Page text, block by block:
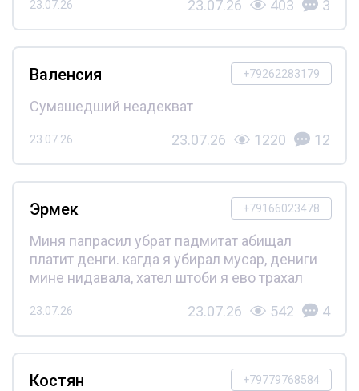
23.07.26 23.07.26 403 3
+79262283179
Валенсия
Сумашедший неадекват
23.07.26 23.07.26 1220 12
+79166023478
Эрмек
Миня папрасил убрат падмитат абищал
платит денги. кагда я убирал мусар, дениги
мине нидавала, хател штоби я ево трахал
23.07.26 23.07.26 542 4
+79779768584
Костян